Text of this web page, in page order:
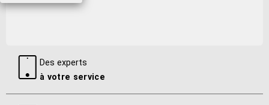
Intégrez de nouvelles solutions HP et
Numérisez des images directement dans
des applications grâce aux logiciels
complets TWAIN et ISIS®.
Des experts
à votre service